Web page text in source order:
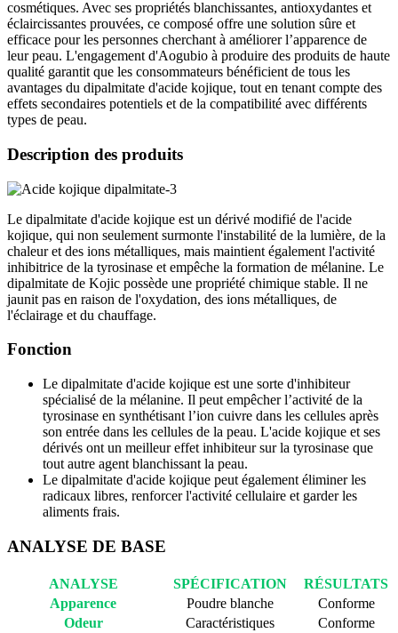
cosmétiques. Avec ses propriétés blanchissantes, antioxydantes et
éclaircissantes prouvées, ce composé offre une solution sûre et
efficace pour les personnes cherchant à améliorer l’apparence de
leur peau. L'engagement d'Aogubio à produire des produits de haute
qualité garantit que les consommateurs bénéficient de tous les
avantages du dipalmitate d'acide kojique, tout en tenant compte des
effets secondaires potentiels et de la compatibilité avec différents
types de peau.
Description des produits
Le dipalmitate d'acide kojique est un dérivé modifié de l'acide
kojique, qui non seulement surmonte l'instabilité de la lumière, de la
chaleur et des ions métalliques, mais maintient également l'activité
inhibitrice de la tyrosinase et empêche la formation de mélanine. Le
dipalmitate de Kojic possède une propriété chimique stable. Il ne
jaunit pas en raison de l'oxydation, des ions métalliques, de
l'éclairage et du chauffage.
Fonction
Le dipalmitate d'acide kojique est une sorte d'inhibiteur
spécialisé de la mélanine. Il peut empêcher l’activité de la
tyrosinase en synthétisant l’ion cuivre dans les cellules après
son entrée dans les cellules de la peau. L'acide kojique et ses
dérivés ont un meilleur effet inhibiteur sur la tyrosinase que
tout autre agent blanchissant la peau.
Le dipalmitate d'acide kojique peut également éliminer les
radicaux libres, renforcer l'activité cellulaire et garder les
aliments frais.
ANALYSE DE BASE
ANALYSE SPÉCIFICATION
RÉSULTATS
Apparence
Poudre blanche
Conforme
Odeur
Caractéristiques
Conforme